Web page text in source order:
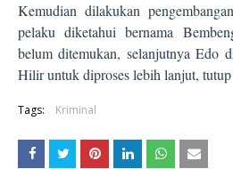
Kemudian dilakukan
pelaku diketahui bernama
belum ditemukan, selanjutnya Edo
Hilir untuk diproses lebih lanjut,
Tags: Kriminal